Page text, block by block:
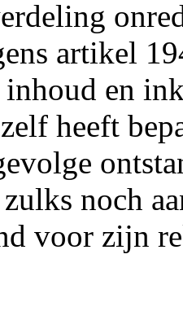
artikel
en
heeft
noch
voor zijn